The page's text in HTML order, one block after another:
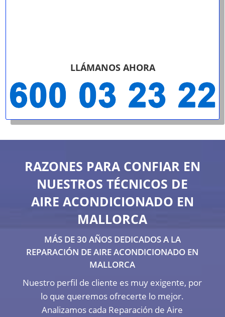
LLÁMANOS AHORA
RAZONES PARA CONFIAR EN
NUESTROS TÉCNICOS DE
AIRE ACONDICIONADO EN
MALLORCA
MÁS DE 30 AÑOS DEDICADOS A LA
REPARACIÓN DE AIRE ACONDICIONADO EN
MALLORCA
Nuestro perfil de cliente es muy exigente, por
lo que queremos ofrecerte lo mejor.
Analizamos cada Reparación de Aire